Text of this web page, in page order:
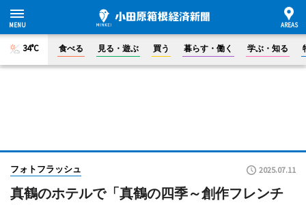
34°C 食べる 見る・遊ぶ 買う 暮らす・働く 学ぶ・知る
フォトフラッシュ 2025.07.11
真鶴のホテルで「真鶴の四季～創作フレンチ